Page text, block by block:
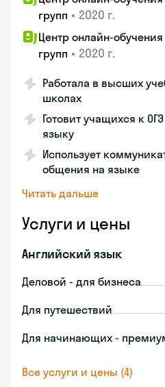
групп • 2020 г.
Центр онлайн-обучения
групп • 2020 г.
Работала в высших
школах
Готовит учащихся к
языку
Использует
общения на языке
Читать дальше
Услуги и цены
Английский язык
Деловой - для бизнеса
Для путешествий
Для начинающих -
Все услуги и цены (4)